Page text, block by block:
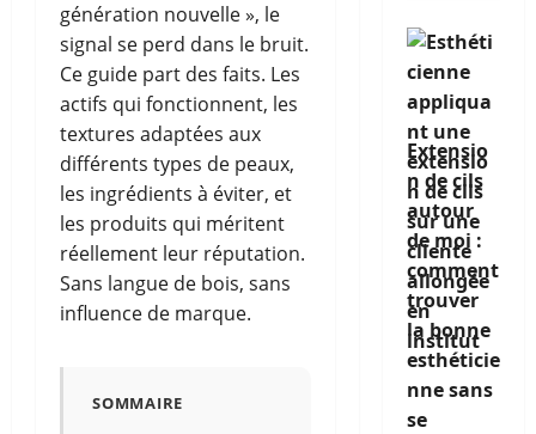
génération nouvelle », le
signal se perd dans le bruit.
Ce guide part des faits. Les
actifs qui fonctionnent, les
textures adaptées aux
différents types de peaux,
les ingrédients à éviter, et
les produits qui méritent
réellement leur réputation.
Sans langue de bois, sans
influence de marque.
SOMMAIRE
Extensio
n de cils
autour
de moi :
comment
trouver
la bonne
esthéticie
nne sans
se